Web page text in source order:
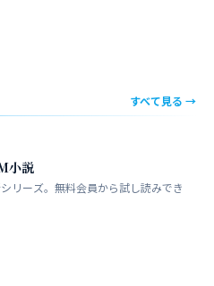
すべて見る →
小説
リーズ。無料会員から試し読みでき